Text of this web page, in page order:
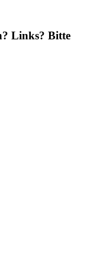
Links? Bitte